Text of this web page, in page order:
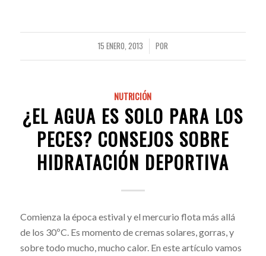
15 ENERO, 2013
/ POR
NUTRICIÓN
¿EL AGUA ES SOLO PARA LOS
PECES? CONSEJOS SOBRE
HIDRATACIÓN DEPORTIVA
Comienza la época estival y el mercurio flota más allá
de los 30ºC. Es momento de cremas solares, gorras, y
sobre todo mucho, mucho calor. En este artículo vamos